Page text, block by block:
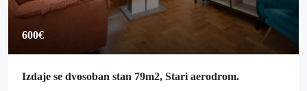
600€
Izdaje se dvosoban stan 79m2, Stari aerodrom.